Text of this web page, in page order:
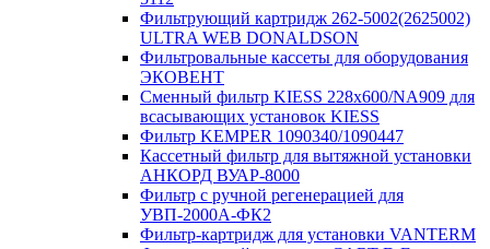
Фильтрующий картридж 262-5002(2625002)
ULTRA WEB DONALDSON
Фильтровальные кассеты для оборудования
ЭКОВЕНТ
Сменный фильтр KIESS 228х600/NA909 для
всасывающих установок KIESS
Фильтр KEMPER 1090340/1090447
Кассетный фильтр для вытяжной установки
АНКОРД ВУАР-8000
Фильтр с ручной регенерацией для
УВП-2000А-ФК2
Фильтр-картридж для установки VANTERM